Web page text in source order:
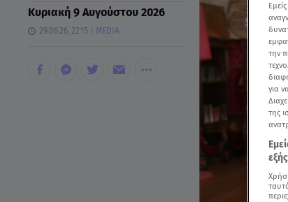
Κυριακή 9 Αυγούστου 2026
29.06.26, 22:15 MEDIA
την
για
της